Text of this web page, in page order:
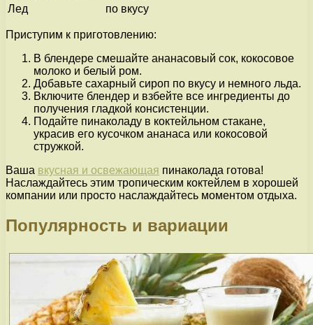
Лед
по вкусу
Приступим к приготовлению:
В блендере смешайте ананасовый сок, кокосовое
молоко и белый ром.
Добавьте сахарный сироп по вкусу и немного льда.
Включите блендер и взбейте все ингредиенты до
получения гладкой консистенции.
Подайте пинаколаду в коктейльном стакане,
украсив его кусочком ананаса или кокосовой
стружкой.
Ваша вкусная и освежающая пинаколада готова!
Наслаждайтесь этим тропическим коктейлем в хорошей
компании или просто наслаждайтесь моментом отдыха.
Популярность и вариации